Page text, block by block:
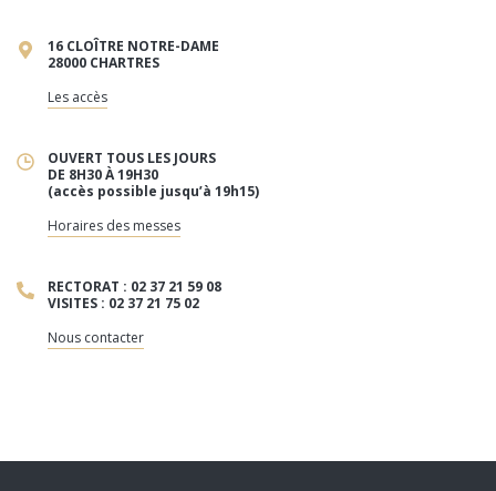
16 CLOÎTRE NOTRE-DAME
28000 CHARTRES
Les accès
OUVERT TOUS LES JOURS
DE 8H30 À 19H30
(accès possible jusqu’à 19h15)
Horaires des messes
RECTORAT : 02 37 21 59 08
VISITES : 02 37 21 75 02
Nous contacter